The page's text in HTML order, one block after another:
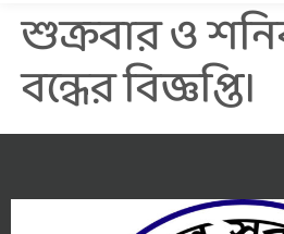
শুক্রবার ও
বন্ধের বিজ্ঞপ্তি।